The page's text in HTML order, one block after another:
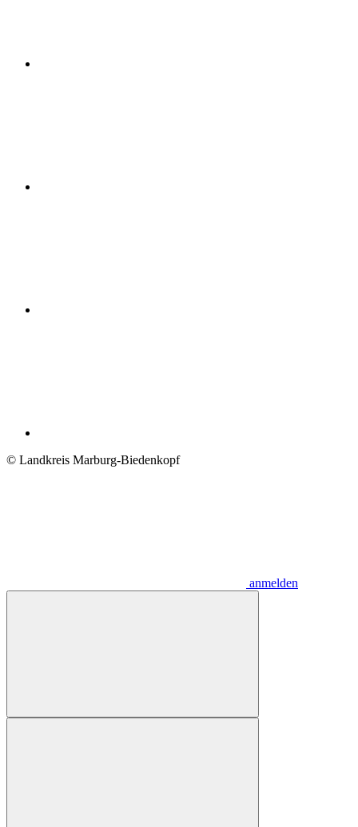
© Landkreis Marburg-Biedenkopf
anmelden